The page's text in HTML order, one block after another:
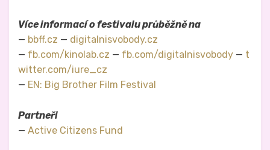
Více informací o festivalu průběžně na
— bbff.cz — digitalnisvobody.cz
— fb.com/kinolab.cz — fb.com/digitalnisvobody — t
witter.com/iure_cz
— EN: Big Brother Film Festival
Partneři
— Active Citizens Fund